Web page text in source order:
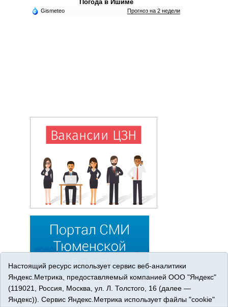
Погода в Ишиме
Gismeteo Прогноз на 2 недели
Настоящий ресурс использует сервис веб-аналитики
Яндекс.Метрика, предоставляемый компанией ООО "Яндекс"
(119021, Россия, Москва, ул. Л. Толстого, 16 (далее —
Яндекс)). Сервис Яндекс.Метрика использует файлы "cookie"